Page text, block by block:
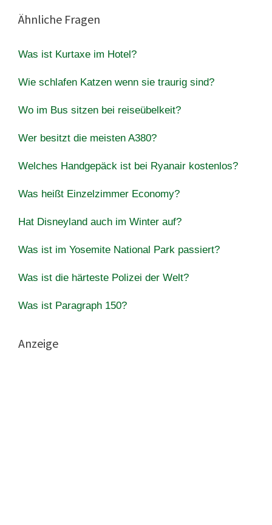
Ähnliche Fragen
Was ist Kurtaxe im Hotel?
Wie schlafen Katzen wenn sie traurig sind?
Wo im Bus sitzen bei reiseübelkeit?
Wer besitzt die meisten A380?
Welches Handgepäck ist bei Ryanair kostenlos?
Was heißt Einzelzimmer Economy?
Hat Disneyland auch im Winter auf?
Was ist im Yosemite National Park passiert?
Was ist die härteste Polizei der Welt?
Was ist Paragraph 150?
Anzeige